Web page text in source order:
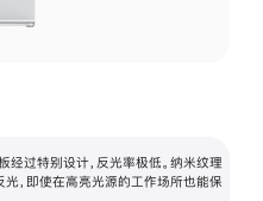
经过特别设计，反光率极低。纳米纹理
，即使在高亮光源的工作场所也能保